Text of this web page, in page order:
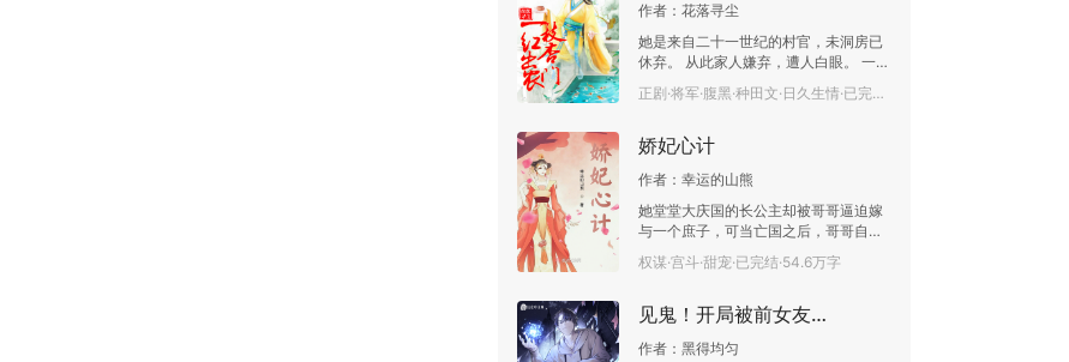
献身崇高的人民公安事业，忠于祖国人
民，不忘初心，用一腔热血奉献于我的
职责。
作者： 花落寻尘
她是来自二十一世纪的村官，未洞房已
休弃。 从此家人嫌弃，遭人白眼。 一次
说亲是填房，二次说亲是小妾，三次说
亲嫁丑男！ 丑男就丑男吧，只要对她
徒四壁，穷的叮当作响。 上有好吃懒做
等成亲的弟妹！ 聘礼嫁妆还等着她操
持！ 这些都不打紧。 只要她持家有道，
夫君能干，发家致富只是迟早的事。 但
线。 不给他们点颜色瞧瞧，还当她是面
君却突然华丽丽变身为将军...... 就连那
张人人为之惧怕的脸瞬间也变得让人移
不开眼....... *** 男女主身心干净，喜欢
正剧·将军·腹黑·种田文·日久生情·已完结·62.5万字
娇妃心计
作者： 幸运的山熊
她堂堂大庆国的长公主却被哥哥逼迫嫁
与一个庶子，可当亡国之后，哥哥自尽
的消息传来，她才明白原来这一切都是
哥哥为她谋划的最好的生路... ... 若是人
关算尽，步步为营，只有去到他的身
柔只是皮囊表象，李秋琬这才明白，眼
权谋·宫斗·甜宠·已完结·54.6万字
见鬼！开局被前女友抢救！
作者： 黑得均匀